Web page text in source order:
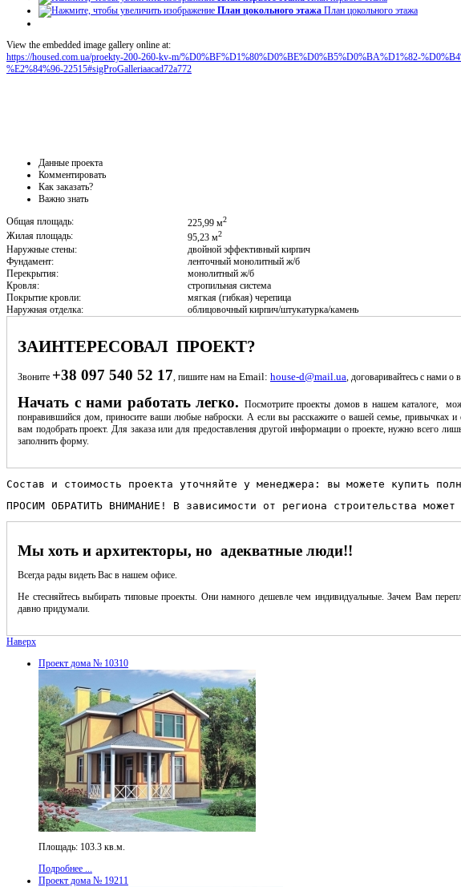
План цокольного этажа План цокольного этажа
View the embedded image gallery online at:
https://housed.com.ua/proekty-200-260-kv-m/%D0%BF%D1%80%D0%BE%D0%B5%D0%BA%D1%82-
%E2%84%96-22515#sigProGalleriaacad72a772
Данные проекта
Комментировать
Как заказать?
Важно знать
Общая площадь:
225,99 м2
Жилая площадь: 95,23 м2
Наружные стены:
двойной эффективный кирпич
Фундамент:
ленточный монолитный ж/б
Перекрытия:
монолитный ж/б
Кровля:
стропильная система
Покрытие кровли:
мягкая (гибкая) черепица
Наружная отделка:
облицовочный кирпич/штукатурка/камень
ЗАИНТЕРЕСОВАЛ ПРОЕКТ?
Звоните +38 097 540 52 17 , пишите нам на Email: house-d@mail.ua , договаривайтесь с нами о
Начать с нами работать легко. Посмотрите проекты домов в нашем каталоге,
понравившийся дом, приносите ваши любые наброски. А если вы расскажите о вашей семье, привычках
вам подобрать проект. Для заказа или для предоставления другой информации о проекте, нужно всего
заполнить форму.
Состав и стоимость проекта уточняйте у менеджера: вы можете купить
ПРОСИМ ОБРАТИТЬ ВНИМАНИЕ! В зависимости от региона строительства
Мы хоть и архитекторы, но адекватные люди!!
Всегда рады видеть Вас в нашем офисе.
Не стесняйтесь выбирать типовые проекты. Они намного дешевле чем индивидуальные. Зачем Вам
давно придумали.
Наверх
Проект дома № 10310
Площадь: 103.3 кв.м.
Подробнее ...
Проект дома № 19211